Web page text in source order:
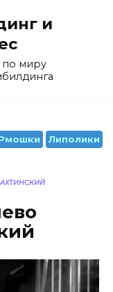
и
по миру
Липолики